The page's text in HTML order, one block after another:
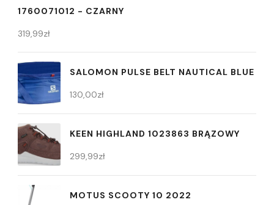
1760071012 - CZARNY
319,99zł
SALOMON PULSE BELT NAUTICAL BLUE
130,00zł
KEEN HIGHLAND 1023863 BRĄZOWY
299,99zł
MOTUS SCOOTY 10 2022